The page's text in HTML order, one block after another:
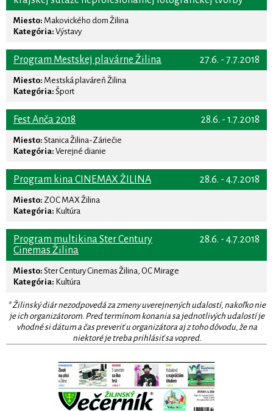
Miesto: Makovického dom Žilina
Kategória: Výstavy
27.6. - 7.7.2018
Program Mestskej plavárne Žilina
Miesto: Mestská plaváreň Žilina
Kategória: Šport
28.6. - 1.7.2018
Fest Anča 2018
Miesto: Stanica Žilina-Záriečie
Kategória: Verejné dianie
28.6. - 4.7.2018
Program kina CINEMAX ŽILINA
Miesto: ZOC MAX Žilina
Kategória: Kultúra
28.6. - 4.7.2018
Program multikina Ster Century
Cinemas Žilina
Miesto: Ster Century Cinemas Žilina, OC Mirage
Kategória: Kultúra
* Žilinský diár nezodpovedá za zmeny uverejnených udalostí, nakoľko nie
je ich organizátorom. Pred termínom konania sa jednotlivých udalostí je
vhodné si dátum a čas preveriť u organizátora aj z toho dôvodu, že na
niektoré je treba prihlásiť sa vopred.